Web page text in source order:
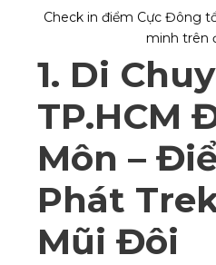
Check in điểm Cực Đông
minh trên
1. Di
TP.HCM
Môn –
Phát
Mũi Đôi